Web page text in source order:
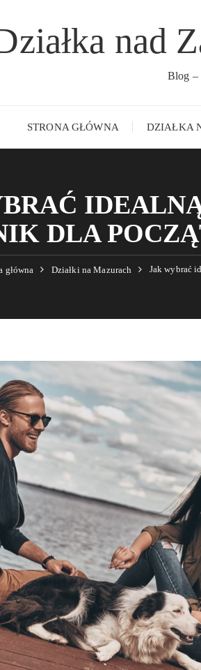
nad
Blog –
STRONA GŁÓWNA DZIAŁKA
DLA
główna Działki na Mazurach Jak wybrać